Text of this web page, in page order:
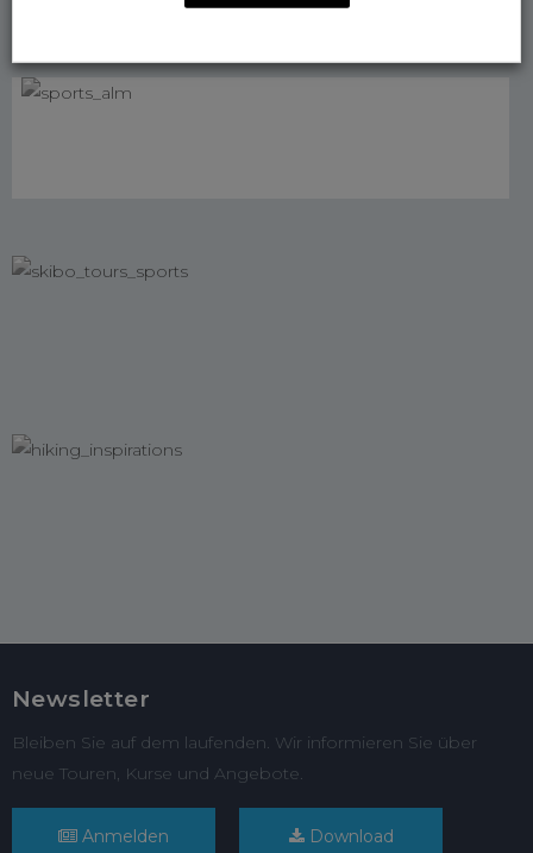
Newsletter
Bleiben Sie auf dem laufenden. Wir informieren Sie über
neue Touren, Kurse und Angebote.
Anmelden Download